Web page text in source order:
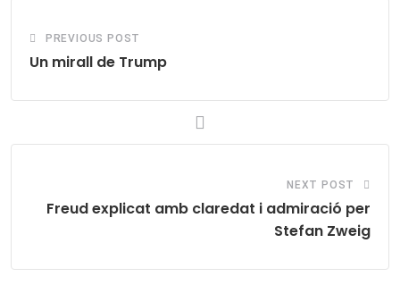
PREVIOUS POST
Un mirall de Trump
NEXT POST
Freud explicat amb claredat i admiració per
Stefan Zweig